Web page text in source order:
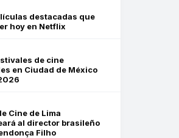
destacadas que
hoy en Netflix
de cine
en Ciudad de México
Cine de Lima
al director brasileño
Filho